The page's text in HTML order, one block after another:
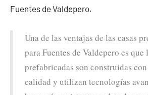
Fuentes de Valdepero.
Una de las ventajas de las casas
para Fuentes de Valdepero es que
prefabricadas son construidas
calidad y utilizan tecnologías